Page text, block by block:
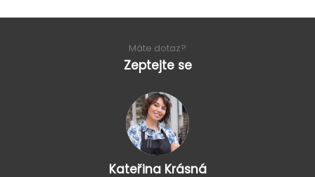
Máte dotaz?
Zeptejte se
Kateřina Krásná